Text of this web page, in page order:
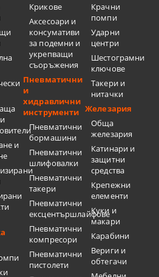
и
Крикове
Аксесоари и
консумативи
за подемни и
укрепващи
съоръжения
Пневматични
и
хидравлични
инструменти
Пневматични
бормашини
Пневматични
шлифовалки
Пневматични
такери
Пневматични
ексцентършлайфове
Пневматични
компресори
Пневматични
пистолети
Крачни
помпи
Ударни
центри
Шестограмни
ключове
Такери и
нитачки
Железария
Обща
железария
Катинари и
защитни
средства
Крепежни
елементи
Куки и
макари
Карабини
Вериги и
обтегачи